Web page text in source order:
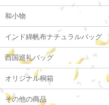
和小物
インド綿帆布ナチュラルバッグ
西国巡礼バッグ
オリジナル桐箱
その他の商品